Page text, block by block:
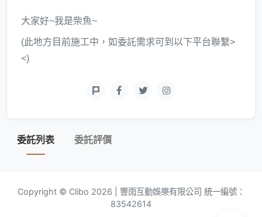
大家好~我是柴魚~
(此地方目前施工中，如委託需求可到以下平台聯繫>
<)
委託列表 委託評價
Copyright © Clibo 2026 | 響雨互動娛樂有限公司 統一編號：
83542614